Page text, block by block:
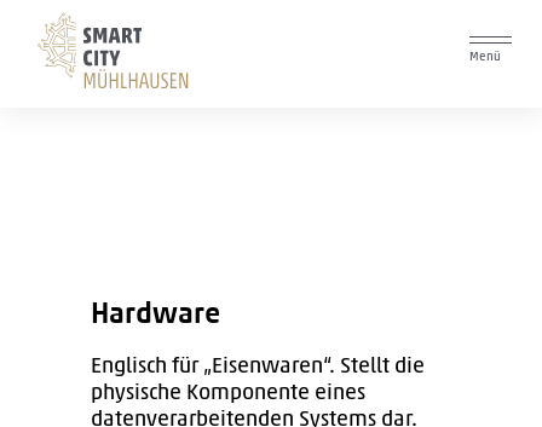
Menü
Hardware
Englisch für „Eisenwaren“. Stellt die
physische Komponente eines
datenverarbeitenden Systems dar.